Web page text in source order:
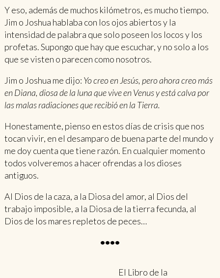
Y eso, además de muchos kilómetros, es mucho tiempo.
Jim o Joshua hablaba con los ojos abiertos y la
intensidad de palabra que solo poseen los locos y los
profetas. Supongo que hay que escuchar, y no solo a los
que se visten o parecen como nosotros.
Jim o Joshua me dijo: Yo creo en Jesús, pero ahora creo más
en Diana, diosa de la luna que vive en Venus y está calva por
las malas radiaciones que recibió en la Tierra.
Honestamente, pienso en estos días de crisis que nos
tocan vivir, en el desamparo de buena parte del mundo y
me doy cuenta que tiene razón. En cualquier momento
todos volveremos a hacer ofrendas a los dioses
antiguos.
Al Dios de la caza, a la Diosa del amor, al Dios del
trabajo imposible, a la Diosa de la tierra fecunda, al
Dios de los mares repletos de peces…
••••
El Libro de la